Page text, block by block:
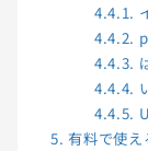
4.4.1.
4.4.2.
4.4.3.
4.4.4.
4.4.5.
5. 有料で使え